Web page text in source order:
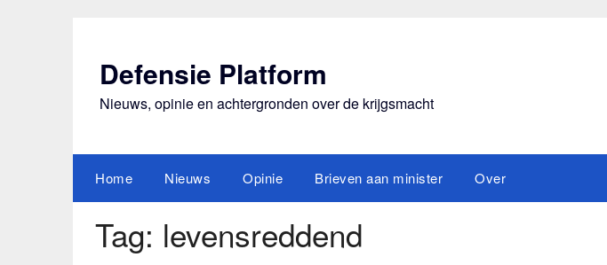
Defensie Platform
Nieuws, opinie en achtergronden over de krijgsmacht
Home Nieuws Opinie Brieven aan minister Over
Tag: levensreddend